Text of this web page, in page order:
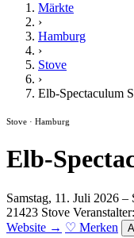
Märkte
›
Hamburg
›
Stove
›
Elb-Spectaculum
Stove · Hamburg
Elb-
Samstag, 11. Juli 2026
21423 Stove
Website → ♡ Merken